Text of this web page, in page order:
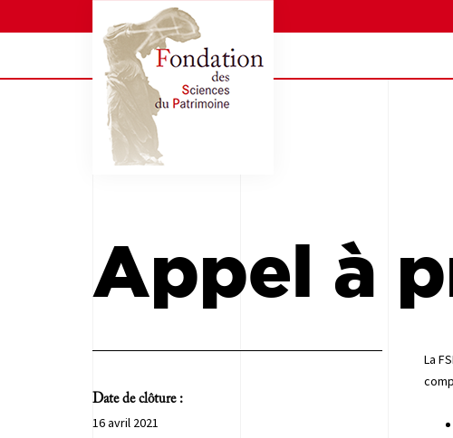
Appel à
Date de clôture :
16 avril 2021
La